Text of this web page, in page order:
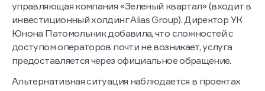
комплексов. В их числе — «РКС Девелопмент» и
управляющая компания «Зеленый квартал» (входит в
инвестиционный холдинг Alias Group). Директор УК
Юнона Патомольник добавила, что сложностей с
доступом операторов почти не возникает, услуга